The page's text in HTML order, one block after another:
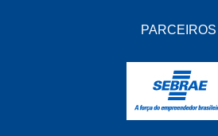
PARCEIROS